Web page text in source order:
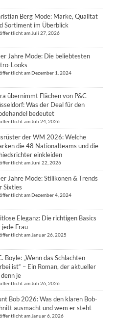
Berg Mode: Marke, Qualität
Sortiment im Überblick
am Juli 27, 2026
Jahre Mode: Die beliebtesten
Looks
am Dezember 1, 2024
übernimmt Flächen von P&C
Was der Deal für den
bedeutet
am Juli 24, 2026
der WM 2026: Welche
die 48 Nationalteams und die
einkleiden
am Juni 22, 2026
Jahre Mode: Stilikonen & Trends
Sixties
am Dezember 4, 2024
Eleganz: Die richtigen Basics
jede Frau
am Januar 26, 2025
Boyle: „Wenn das Schlachten
ist“ – Ein Roman, der aktueller
je
am Juli 26, 2026
Bob 2026: Was den klaren Bob-
ausmacht und wem er steht
am Januar 6, 2026